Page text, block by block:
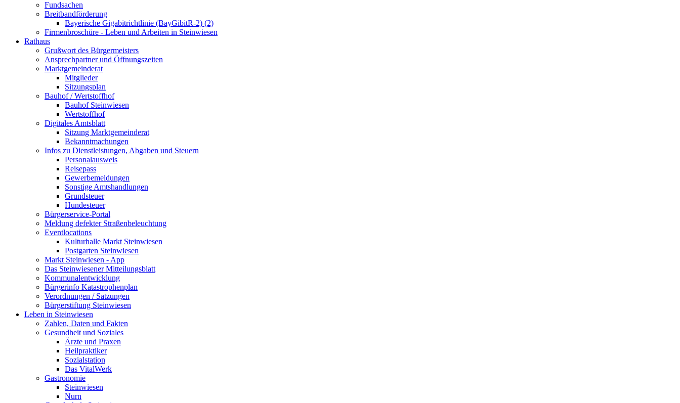
Fundsachen
Breitbandförderung
Bayerische Gigabitrichtlinie (BayGibitR-2) (2)
Firmenbroschüre - Leben und Arbeiten in Steinwiesen
Rathaus
Grußwort des Bürgermeisters
Ansprechpartner und Öffnungszeiten
Marktgemeinderat
Mitglieder
Sitzungsplan
Bauhof / Wertstoffhof
Bauhof Steinwiesen
Wertstoffhof
Digitales Amtsblatt
Sitzung Marktgemeinderat
Bekanntmachungen
Infos zu Dienstleistungen, Abgaben und Steuern
Personalausweis
Reisepass
Gewerbemeldungen
Sonstige Amtshandlungen
Grundsteuer
Hundesteuer
Bürgerservice-Portal
Meldung defekter Straßenbeleuchtung
Eventlocations
Kulturhalle Markt Steinwiesen
Postgarten Steinwiesen
Markt Steinwiesen - App
Das Steinwiesener Mitteilungsblatt
Kommunalentwicklung
Bürgerinfo Katastrophenplan
Verordnungen / Satzungen
Bürgerstiftung Steinwiesen
Leben in Steinwiesen
Zahlen, Daten und Fakten
Gesundheit und Soziales
Ärzte und Praxen
Heilpraktiker
Sozialstation
Das VitalWerk
Gastronomie
Steinwiesen
Nurn